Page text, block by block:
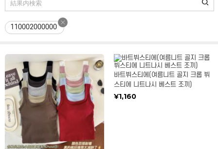
110002000000
바트뷔스티에(여름니트 골지 크롭 뷔
스티에 니트나시 베스트 조끼)
¥1,160